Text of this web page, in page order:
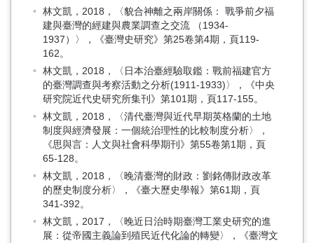
林文凱，2018，〈貌合神離之兩岸關係： 戰爭前夕福
建與臺灣的經建與農業調查之交流 （1934-
1937）〉，《臺灣史研究》第25卷第4期，頁119-
162。
林文凱，2018，〈日本治臺經驗取鑑：戰前福建官方
的臺灣調查與考察活動之分析(1911-1933)〉，《中央
研究院近代史研究所集刊》第101期，頁117-155。
林文凱，2018，〈清代臺灣與近代早期英格蘭的土地
制度與經濟發展：一個統治理性的比較制度分析〉，
《思與言：人文與社會科學期刊》第55卷第1期，頁
65-128。
林文凱，2018，〈晚清臺灣的財政：劉銘傳財政改革
的歷史制度分析〉，《臺大歷史學報》第61期，頁
341-392。
林文凱，2017，〈晚近日治時期臺灣工業史研究的進
展：從帝國主義論到殖民近代化論的轉變〉，《臺灣文